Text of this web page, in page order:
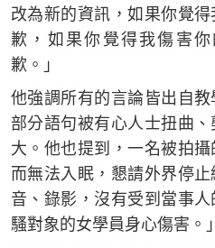
改為新的資訊，如果你覺
歉，如果你覺得我傷害
歉。」
他強調所有的言論皆出自
部分語句被有心人士扭曲
大。他也提到，一名被拍
而無法入眠，懇請外界停
音、錄影，沒有受到當事
騷對象的女學員身心傷害。」